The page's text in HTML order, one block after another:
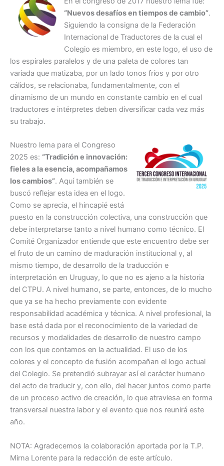
“Nuevos desafíos en tiempos de cambio”.
Siguiendo la consigna de la Federación
Internacional de Traductores de la cual el
Colegio es miembro, en este logo, el uso de
los espirales paralelos y de una paleta de colores tan
variada que matizaba, por un lado tonos fríos y por otro
cálidos, se relacionaba, fundamentalmente, con el
dinamismo de un mundo en constante cambio en el cual
traductores e intérpretes deben diversificar cada vez más
su trabajo.
Nuestro lema para el Congreso
2025 es: “Tradición e innovación:
fieles a la esencia, acompañamos
los cambios”. Aquí también se
buscó reflejar esta idea en el logo.
Como se aprecia, el hincapié está
puesto en la construcción colectiva, una construcción que
debe interpretarse tanto a nivel humano como técnico. El
Comité Organizador entiende que este encuentro debe ser
el fruto de un camino de maduración institucional y, al
mismo tiempo, de desarrollo de la traducción e
interpretación en Uruguay, lo que no es ajeno a la historia
del CTPU. A nivel humano, se parte, entonces, de lo mucho
que ya se ha hecho previamente con evidente
responsabilidad académica y técnica. A nivel profesional, la
base está dada por el reconocimiento de la variedad de
recursos y modalidades de desarrollo de nuestro campo
con los que contamos en la actualidad. El uso de los
colores y el concepto de fusión acompañan el logo actual
del Colegio. Se pretendió subrayar así el carácter humano
del acto de traducir y, con ello, del hacer juntos como parte
de un proceso activo de creación, lo que atraviesa en forma
transversal nuestra labor y el evento que nos reunirá este
año.
NOTA: Agradecemos la colaboración aportada por la T.P.
Mirna Lorente para la redacción de este artículo.